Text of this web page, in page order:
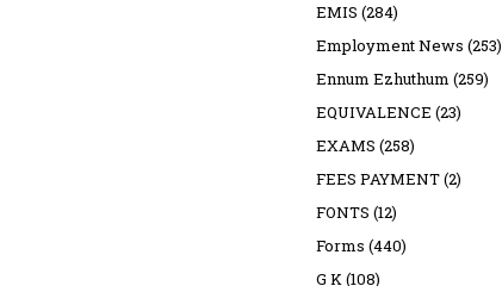
EMIS (284)
Employment News (253)
Ennum Ezhuthum (259)
EQUIVALENCE (23)
EXAMS (258)
FEES PAYMENT(2)
FONTS (12)
Forms (440)
G K(108)